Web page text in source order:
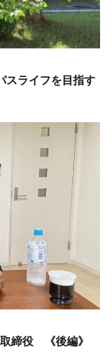
スライフを目指す
締役 《後編》